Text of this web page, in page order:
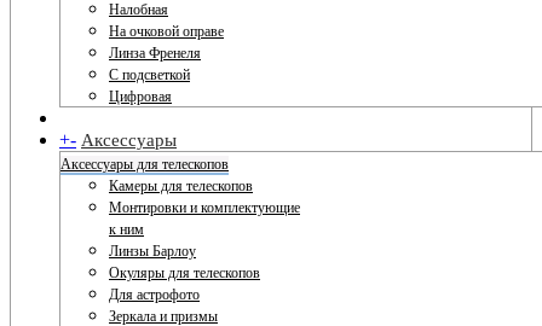
Налобная
На очковой оправе
Линза Френеля
С подсветкой
Цифровая
+- Аксессуары
Аксессуары для телескопов
Камеры для телескопов
Монтировки и комплектующие
к ним
Линзы Барлоу
Окуляры для телескопов
Для астрофото
Зеркала и призмы